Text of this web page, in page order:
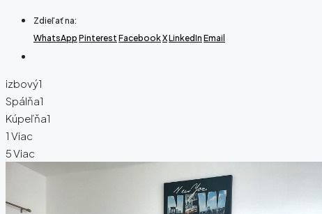
Zdieľať na:
WhatsApp Pinterest FacebookXLinkedIn Email
izbový1
Spálňa1
Kúpeľňa1
1 Viac
5 Viac